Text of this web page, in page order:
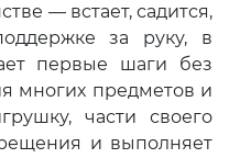
— встает, садится,
за руку, в
первые шаги без
многих предметов и
части своего
и выполняет